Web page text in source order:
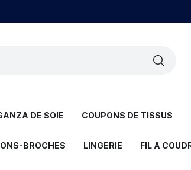
DE SOIE COUPONS DE TISSUS
BROCHES LINGERIE FIL A